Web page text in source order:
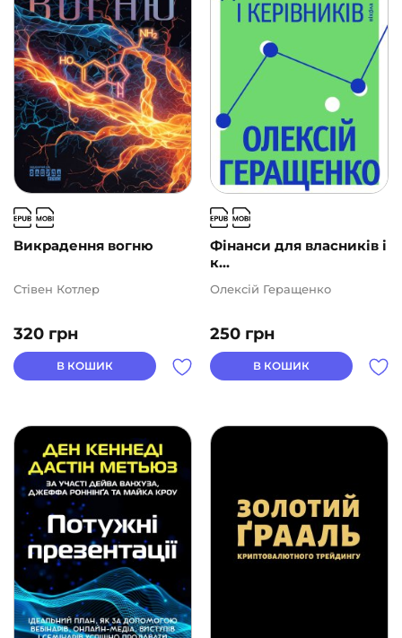
Подарункові сертифікати
ВИДАВНИЦТВА
АВТОРИ
ЦІНА
2 1000
Викрадення вогню
320 грн
Стівен Котлер
В КОШИК
Фінанси для власників і
к...
250 грн
Олексій Геращенко
В КОШИК